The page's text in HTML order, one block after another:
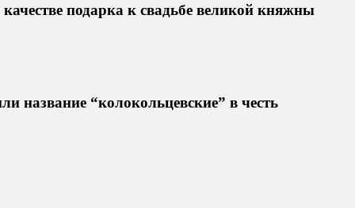
подарка к свадьбе великой княжны
название “колокольцевские” в честь